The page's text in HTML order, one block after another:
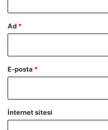
Ad *
E-posta *
İnternet sitesi